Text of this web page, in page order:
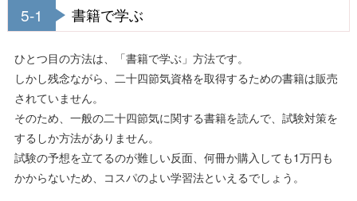
5-1 書籍で学ぶ
ひとつ目の方法は、「書籍で学ぶ」方法です。
しかし残念ながら、二十四節気資格を取得するための書籍は販売
されていません。
そのため、一般の二十四節気に関する書籍を読んで、試験対策を
するしか方法がありません。
試験の予想を立てるのが難しい反面、何冊か購入しても1万円も
かからないため、コスパのよい学習法といえるでしょう。